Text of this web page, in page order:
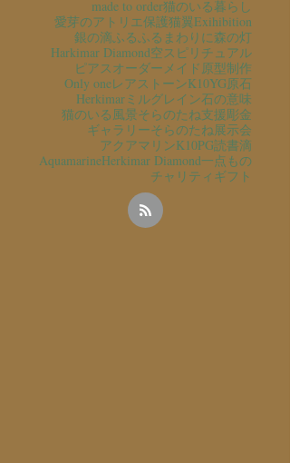
made to order猫のいる暮らし
愛芽のアトリエ保護猫翼Exihibition
銀の滴ふるふるまわりに森の灯
Harkimar Diamond空スピリチュアル
ピアスオーダーメイド原型制作
Only oneレアストーンK10YG原石
Herkimarミルグレイン石の意味
猫のいる風景そらのたね支援彫金
ギャラリーそらのたね展示会
アクアマリンK10PG読書滴
AquamarineHerkimar Diamond一点もの
チャリティ ギフト